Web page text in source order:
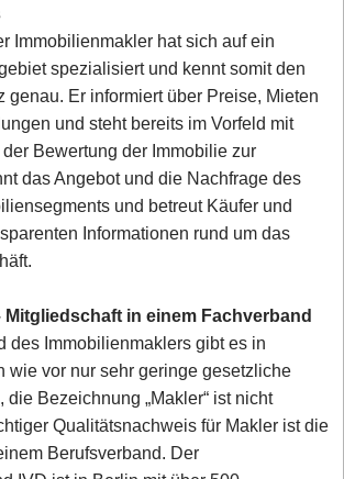
Immobilienmakler hat sich auf ein
spezialisiert und kennt somit den
genau. Er informiert über Preise, Mieten
und steht bereits im Vorfeld mit
Bewertung der Immobilie zur
das Angebot und die Nachfrage des
und betreut Käufer und
Informationen rund um das
Mitgliedschaft in einem Fachverband
des Immobilienmaklers gibt es in
wie vor nur sehr geringe gesetzliche
Bezeichnung „Makler“ ist nicht
Qualitätsnachweis für Makler ist die
Berufsverband. Der